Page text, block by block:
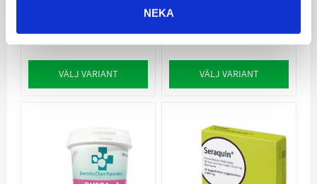
NEKA
299
VÄLJ VARIANT
279
VÄLJ VARIANT